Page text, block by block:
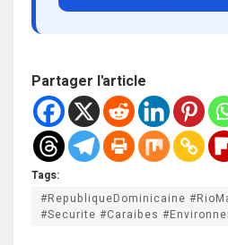
Partager l'article
Tags:
#RepubliqueDominicaine
#Securite #Caraibes